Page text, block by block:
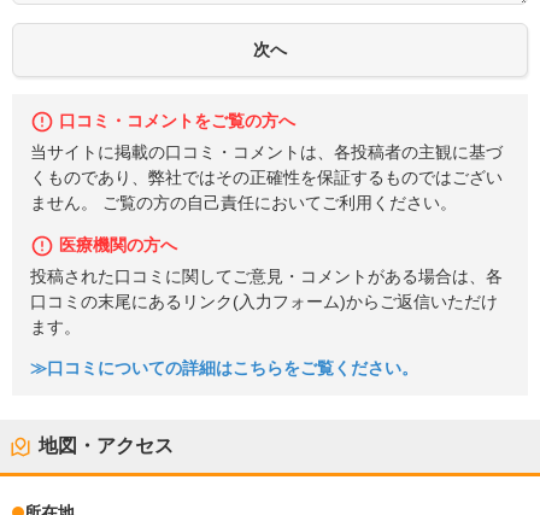
口コミ・コメントをご覧の方へ
当サイトに掲載の口コミ・コメントは、各投稿者の主観に基づ
くものであり、弊社ではその正確性を保証するものではござい
ません。 ご覧の方の自己責任においてご利用ください。
医療機関の方へ
投稿された口コミに関してご意見・コメントがある場合は、各
口コミの末尾にあるリンク(入力フォーム)からご返信いただけ
ます。
≫口コミについての詳細はこちらをご覧ください。
地図・アクセス